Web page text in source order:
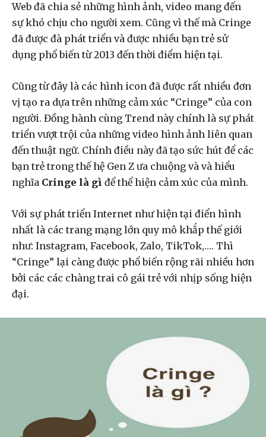
Web đã chia sẻ những hình ảnh, video mang đến
sự khó chịu cho người xem. Cũng vì thế mà Cringe
đã được đà phát triển và được nhiều bạn trẻ sử
dụng phổ biến từ 2013 đến thời điểm hiện tại.
Cũng từ đây là các hình icon đã được rất nhiều đơn
vị tạo ra dựa trên những cảm xúc “Cringe” của con
người. Đồng hành cùng Trend này chính là sự phát
triển vượt trội của những video hình ảnh liên quan
đến thuật ngữ. Chính điều này đã tạo sức hút để các
bạn trẻ trong thế hệ Gen Z ưa chuộng và và hiểu
nghĩa Cringe là gì để thể hiện cảm xúc của mình.
Với sự phát triển Internet như hiện tại điển hình
nhất là các trang mạng lớn quy mô khắp thế giới
như: Instagram, Facebook, Zalo, TikTok,…. Thì
“Cringe” lại càng được phổ biến rộng rãi nhiều hơn
bởi các các chàng trai cô gái trẻ với nhịp sống hiện
đại.